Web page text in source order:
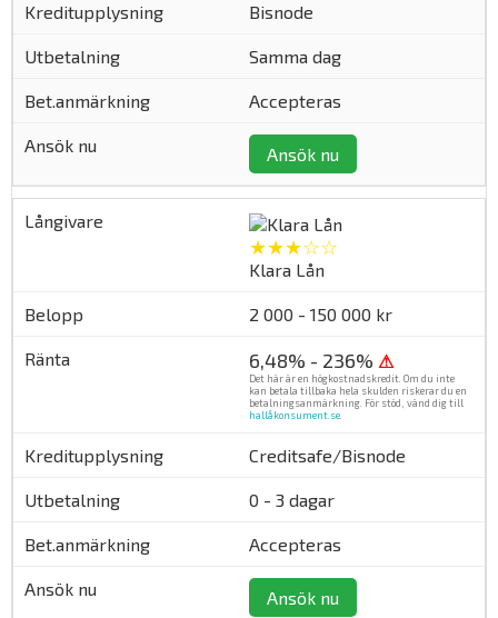
Bisnode
Samma dag
Accepteras
Ansök nu
★★★☆☆
Klara Lån
2 000 - 150 000 kr
6,48% - 236% ⚠
Det här är en högkostnadskredit. Om du inte
kan betala tillbaka hela skulden riskerar du en
betalningsanmärkning. För stöd, vänd dig till
hallåkonsument.se
Creditsafe/Bisnode
0 - 3 dagar
Accepteras
Ansök nu